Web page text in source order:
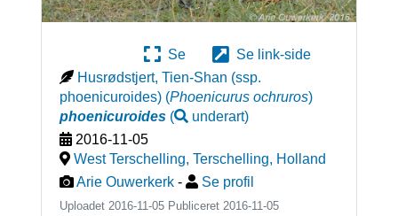
Se
Se link-side
Husrødstjert, Tien-Shan (ssp.
phoenicuroides) (Phoenicurus ochruros)
phoenicuroides( underart)
2016-11-05
West Terschelling, Terschelling, Holland
Arie Ouwerkerk - Se profil
Uploadet 2016-11-05 Publiceret 2016-11-05